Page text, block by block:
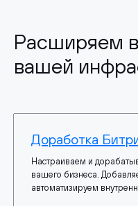
Расширяем
вашей
Доработка
Настраиваем и
вашего бизнеса.
автоматизируем